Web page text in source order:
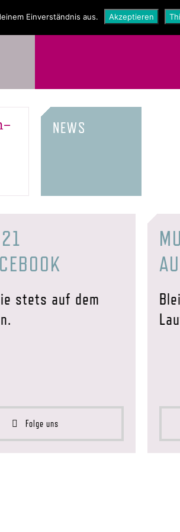
SHOP
NEWS
stets auf dem
Folge uns
Einverständnis aus. Akzeptieren